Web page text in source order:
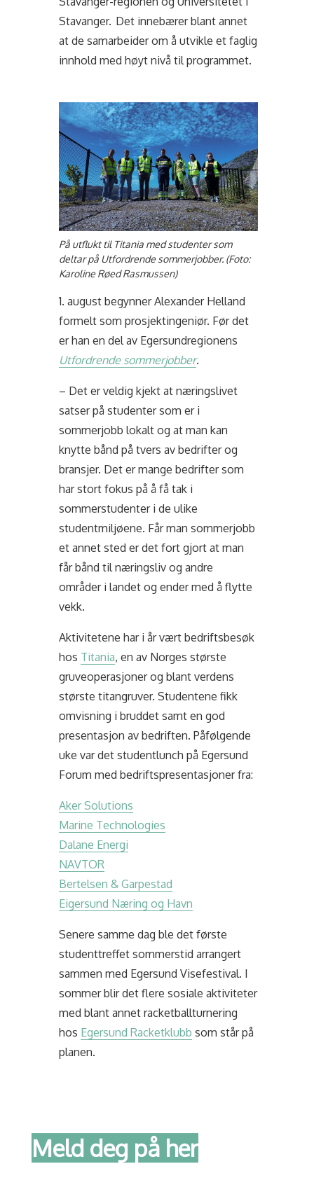
Stavanger. Det innebærer blant annet
at de samarbeider om å utvikle et faglig
innhold med høyt nivå til programmet.
På utflukt til Titania med studenter som
deltar på Utfordrende sommerjobber. (Foto:
Karoline Røed Rasmussen)
1. august begynner Alexander Helland
formelt som prosjektingeniør. Før det
er han en del av Egersundregionens
Utfordrende sommerjobber.
– Det er veldig kjekt at næringslivet
satser på studenter som er i
sommerjobb lokalt og at man kan
knytte bånd på tvers av bedrifter og
bransjer. Det er mange bedrifter som
har stort fokus på å få tak i
sommerstudenter i de ulike
studentmiljøene. Får man sommerjobb
et annet sted er det fort gjort at man
får bånd til næringsliv og andre
områder i landet og ender med å flytte
vekk.
Aktivitetene har i år vært bedriftsbesøk
hos Titania, en av Norges største
gruveoperasjoner og blant verdens
største titangruver. Studentene fikk
omvisning i bruddet samt en god
presentasjon av bedriften. Påfølgende
uke var det studentlunch på Egersund
Forum med bedriftspresentasjoner fra:
Aker Solutions
Marine Technologies
Dalane Energi
NAVTOR
Bertelsen & Garpestad
Eigersund Næring og Havn
Senere samme dag ble det første
studenttreffet sommerstid arrangert
sammen med Egersund Visefestival. I
sommer blir det flere sosiale aktiviteter
med blant annet racketballturnering
hos Egersund Racketklubb som står på
planen.
Meld deg på her